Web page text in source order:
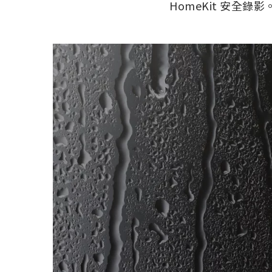
HomeKit 安全錄影